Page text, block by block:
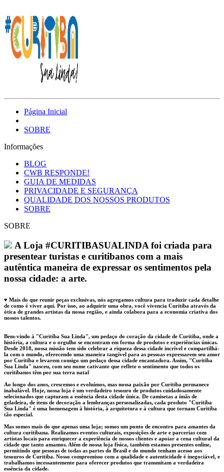
Página Inicial
SOBRE
Informações
BLOG
CWB RESPONDE!
GUIA DE MEDIDAS
PRIVACIDADE E SEGURANÇA
QUALIDADE DOS NOSSOS PRODUTOS
SOBRE
SOBRE
A Loja #CURITIBASUALINDA foi criada para
presentear turistas e curitibanos com a mais
autêntica maneira de expressar os sentimentos pela
nossa cidade: a arte.
♥ Mais do que reunir peças exclusivas, nós agregamos cultura para traduzir cada detalhe
de como é viver aqui. Por isso, ao adquirir uma obra, você vivencia Curitiba através da
ótica de grandes artistas da nossa região, e ainda colabora para a economia criativa dos
nossos talentos.
Bem-vindo à "Curitiba Sua Linda", um pedaço do coração da cidade de Curitiba, onde a
história, a cultura e o orgulho se encontram em forma de produtos e experiências únicas.
Desde 2018, nossa missão tem sido celebrar a riqueza dessa cidade incrível e compartilhá-
la com o mundo, oferecendo uma maneira tangível para as pessoas expressarem seu amor
por Curitiba e levarem consigo um pedaço dessa cidade encantadora. Assim, "Curitiba
Sua Linda" nasceu, com seu nome cativante que reflete o sentimento que todos os
curitibanos têm por sua terra natal
Ao longo dos anos, crescemos e evoluímos, mas nossa paixão por Curitiba permanece
inabalável. Hoje, nossa loja é um verdadeiro tesouro de produtos cuidadosamente
selecionados que capturam a essência desta cidade única. De camisetas a ímãs de
geladeira, de itens de decoração a lembranças personalizadas, cada produto "Curitiba
Sua Linda" é uma homenagem à história, à arquitetura e à cultura que tornam Curitiba
tão especial.
Mas somos mais do que apenas uma loja; somos um ponto de encontro para amantes da
cultura curitibana. Realizamos eventos culturais, exposições de arte e parcerias com
artistas locais para enriquecer a experiência de nossos clientes e apoiar a cena cultural da
cidade que tanto amamos. Além de nossa loja física, também estamos presentes online,
permitindo que pessoas de todas as partes do Brasil e do mundo tenham acesso aos
tesouros de Curitiba. Nosso compromisso com a qualidade e autenticidade é inegociável, e
trabalhamos incessantemente para oferecer produtos que transmitam a verdadeira
essência da cidade.